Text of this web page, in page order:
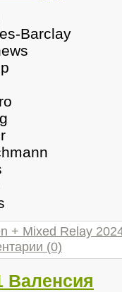
Barclay
+ Mixed Relay
(0)